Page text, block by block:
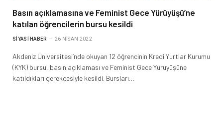
Basın açıklamasına ve Feminist Gece Yürüyüşü’ne
katılan öğrencilerin bursu kesildi
SIYASI HABER 26 NISAN 2022
Akdeniz Üniversitesi’nde okuyan 12 öğrencinin Kredi Yurtlar Kurumu
(KYK) bursu, basın açıklaması ve Feminist Gece Yürüyüşüne
katıldıkları gerekçesiyle kesildi. Bursları…